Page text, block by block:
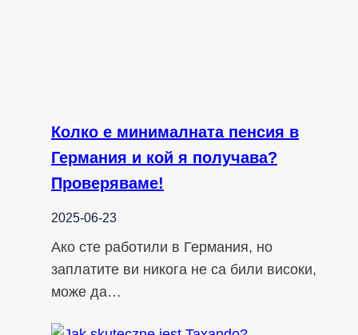
Колко е минималната пенсия в
Германия и кой я получава?
Проверяваме!
2025-06-23
Ако сте работили в Германия, но
заплатите ви никога не са били високи,
може да…